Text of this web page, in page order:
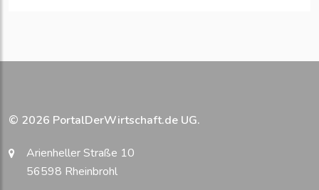
© 2026 PortalDerWirtschaft.de UG.
Arienheller Straße 10
56598 Rheinbrohl